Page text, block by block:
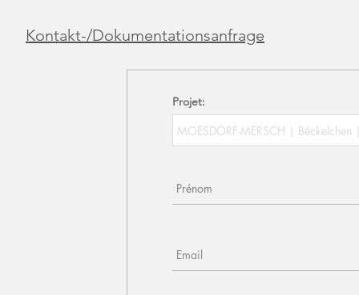
Kontakt-/Dokumentationsanfrage
Projet: